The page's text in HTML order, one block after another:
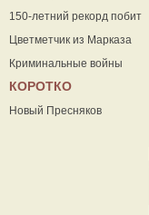
150-летний рекорд побит
Цветметчик из Марказа
Криминальные войны
КОРОТКО
Новый Пресняков